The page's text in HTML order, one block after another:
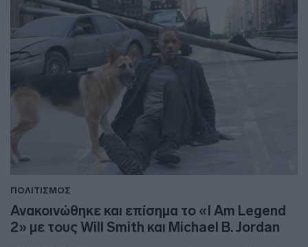
ΠΟΛΙΤΙΣΜΟΣ
Ανακοινώθηκε και επίσημα το «I Am Legend
2» με τους Will Smith και Michael B. Jordan